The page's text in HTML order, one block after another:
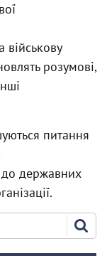
військову
розумові,
питання
до державних